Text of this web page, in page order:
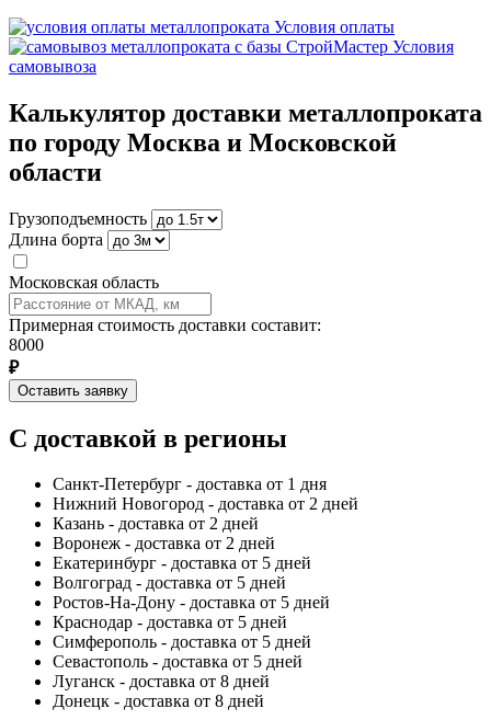
Условия оплаты
Условия
самовывоза
Калькулятор доставки металлопроката
по городу Москва и Московской
области
Грузоподъемность
Длина борта
Московская область
Примерная стоимость доставки составит:
8000
₽
Оставить заявку
С доставкой в регионы
Санкт-Петербург - доставка от 1 дня
Нижний Новогород - доставка от 2 дней
Казань - доставка от 2 дней
Воронеж - доставка от 2 дней
Екатеринбург - доставка от 5 дней
Волгоград - доставка от 5 дней
Ростов-На-Дону - доставка от 5 дней
Краснодар - доставка от 5 дней
Симферополь - доставка от 5 дней
Севастополь - доставка от 5 дней
Луганск - доставка от 8 дней
Донецк - доставка от 8 дней